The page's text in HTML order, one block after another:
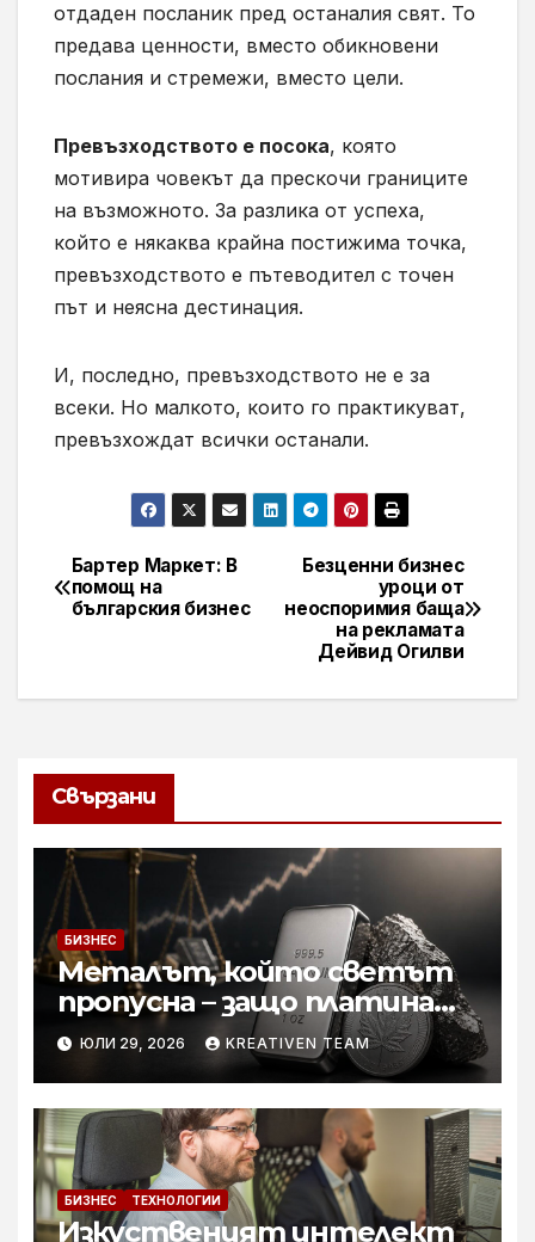
отдаден посланик пред останалия свят. То
предава ценности, вместо обикновени
послания и стремежи, вместо цели.
Превъзходството е посока, която
мотивира човекът да прескочи границите
на възможното. За разлика от успеха,
който е някаква крайна постижима точка,
превъзходството е пътеводител с точен
път и неясна дестинация.
И, последно, превъзходството не е за
всеки. Но малкото, които го практикуват,
превъзхождат всички останали.
Навигация
Безценни бизнес
уроци от
неоспоримия баща
на рекламата
Дейвид Огилви
Бартер Маркет: В
помощ на
българския бизнес
Свързани
БИЗНЕС
Металът, който светът
пропусна – защо платината
е тихата аристократка
сред инвестициите?
ЮЛИ 29, 2026 KREATIVEN TEAM
БИЗНЕС ТЕХНОЛОГИИ
Изкуственият интелект